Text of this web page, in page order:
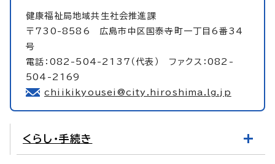
健康福祉局地域共生社会推進課
〒730-8586 広島市中区国泰寺町一丁目6番34
号
電話：082-504-2137（代表） ファクス：082-
504-2169
chiikikyousei@city.hiroshima.lg.jp
くらし・手続き